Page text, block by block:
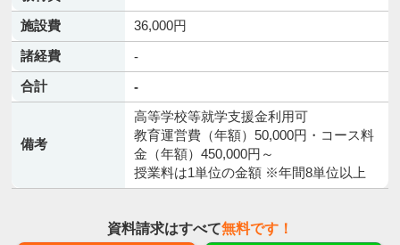
施設費
36,000円
諸経費
-
合計
-
備考
高等学校等就学支援金利用可
教育運営費（年額）50,000円・コース料
金（年額）450,000円～
授業料は1単位の金額 ※年間8単位以上
資料請求はすべて無料です！